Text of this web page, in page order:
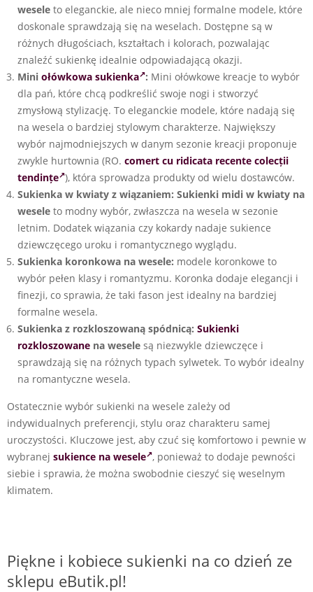
wesele to eleganckie, ale nieco mniej formalne modele, które
doskonale sprawdzają się na weselach. Dostępne są w
różnych długościach, kształtach i kolorach, pozwalając
znaleźć sukienkę idealnie odpowiadającą okazji.
Mini ołówkowa sukienka : Mini ołówkowe kreacje to wybór
dla pań, które chcą podkreślić swoje nogi i stworzyć
zmysłową stylizację. To eleganckie modele, które nadają się
na wesela o bardziej stylowym charakterze. Największy
wybór najmodniejszych w danym sezonie kreacji proponuje
zwykle hurtownia (RO. comert cu ridicata recente colecții
tendințe ), która sprowadza produkty od wielu dostawców.
Sukienka w kwiaty z wiązaniem: Sukienki midi w kwiaty na
wesele to modny wybór, zwłaszcza na wesela w sezonie
letnim. Dodatek wiązania czy kokardy nadaje sukience
dziewczęcego uroku i romantycznego wyglądu.
Sukienka koronkowa na wesele: modele koronkowe to
wybór pełen klasy i romantyzmu. Koronka dodaje elegancji i
finezji, co sprawia, że taki fason jest idealny na bardziej
formalne wesela.
Sukienka z rozkloszowaną spódnicą: Sukienki
rozkloszowane na wesele są niezwykle dziewczęce i
sprawdzają się na różnych typach sylwetek. To wybór idealny
na romantyczne wesela.
Ostatecznie wybór sukienki na wesele zależy od
indywidualnych preferencji, stylu oraz charakteru samej
uroczystości. Kluczowe jest, aby czuć się komfortowo i pewnie w
wybranej sukience na wesele , ponieważ to dodaje pewności
siebie i sprawia, że można swobodnie cieszyć się weselnym
klimatem.
Piękne i kobiece sukienki na co dzień ze
sklepu eButik.pl!